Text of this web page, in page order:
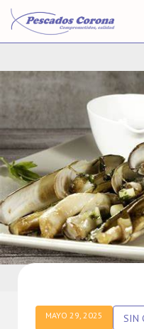
MAYO 29, 2025 SIN